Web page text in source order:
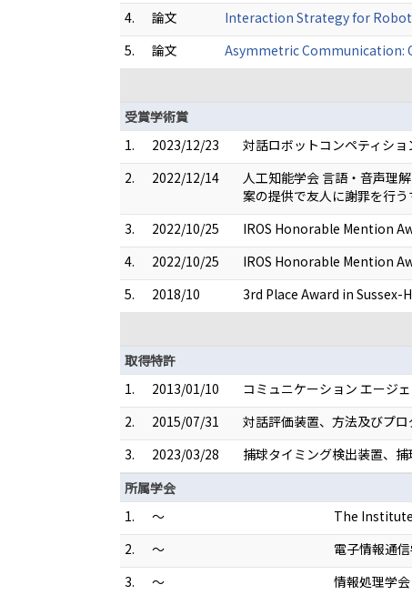
4.
論文
Interaction Strategy for
5.
論文
Asymmetric Communication:
受賞学術賞
1.
2023/12/23
対話ロボットコンペティシ
2.
2022/12/14
人工知能学会 言語・音声理
案の提供で友人に謝罪を行
3.
2022/10/25
IROS Honorable Mention
4.
2022/10/25
IROS Honorable Mention
5.
2018/10
3rd Place Award in
取得特許
1.
2013/01/10
コミュニケーション エージ
2.
2015/07/31
対話評価装置、方法及びプロ
3.
2023/03/28
捕球タイミング検出装置、
所属学会
1.
～
The
2.
～
電子情報通
3.
～
情報処理学会